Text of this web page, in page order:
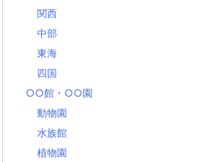
関西
中部
東海
四国
○○館・○○園
動物園
水族館
植物園